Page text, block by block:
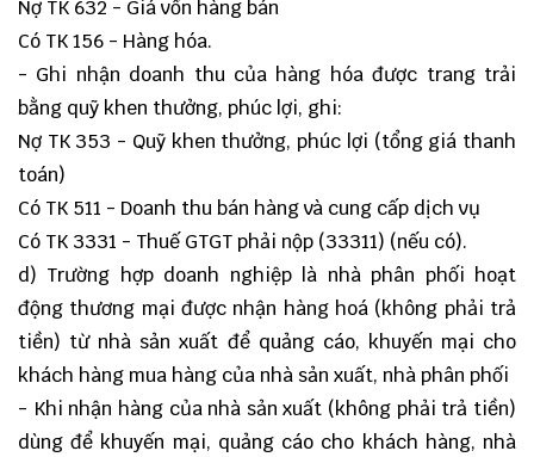
Nợ TK 632 - Giá vốn hàng bán
Có TK 156 - Hàng hóa.
- Ghi nhận doanh thu của hàng hóa được trang trải
bằng quỹ khen thưởng, phúc lợi, ghi:
Nợ TK 353 - Quỹ khen thưởng, phúc lợi (tổng giá thanh
toán)
Có TK 511 - Doanh thu bán hàng và cung cấp dịch vụ
Có TK 3331 - Thuế GTGT phải nộp (33311) (nếu có).
d) Trường hợp doanh nghiệp là nhà phân phối hoạt
động thương mại được nhận hàng hoá (không phải trả
tiền) từ nhà sản xuất để quảng cáo, khuyến mại cho
khách hàng mua hàng của nhà sản xuất, nhà phân phối
- Khi nhận hàng của nhà sản xuất (không phải trả tiền)
dùng để khuyến mại, quảng cáo cho khách hàng, nhà